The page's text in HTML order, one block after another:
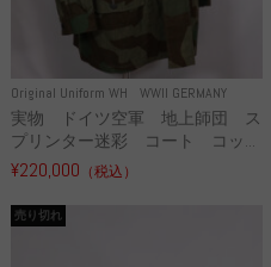
Original Uniform WH WWII GERMANY
実物 ドイツ空軍 地上師団 ス
プリンター迷彩 コート コッ...
¥220,000 （税込）
売り切れ